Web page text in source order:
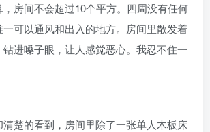
房间不会超过10个平方。四周没有任何
可以通风和出入的地方。房间里散发着
进嗓子眼，让人感觉恶心。我忍不住一
的看到，房间里除了一张单人木板床